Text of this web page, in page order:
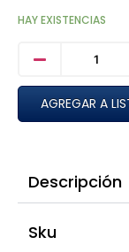
HAY EXISTENCIAS
AGREGAR A
Descripción
Sku